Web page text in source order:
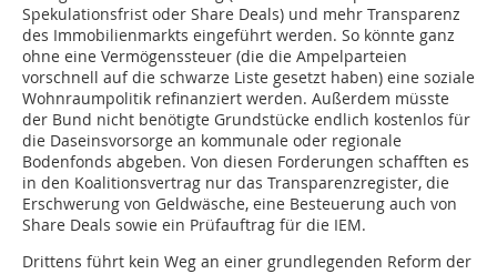
Spekulationsfrist oder Share Deals) und mehr Transparenz
des Immobilienmarkts eingeführt werden. So könnte ganz
ohne eine Vermögenssteuer (die die Ampelparteien
vorschnell auf die schwarze Liste gesetzt haben) eine soziale
Wohnraumpolitik refinanziert werden. Außerdem müsste
der Bund nicht benötigte Grundstücke endlich kostenlos für
die Daseinsvorsorge an kommunale oder regionale
Bodenfonds abgeben. Von diesen Forderungen schafften es
in den Koalitionsvertrag nur das Transparenzregister, die
Erschwerung von Geldwäsche, eine Besteuerung auch von
Share Deals sowie ein Prüfauftrag für die IEM.
Drittens führt kein Weg an einer grundlegenden Reform der